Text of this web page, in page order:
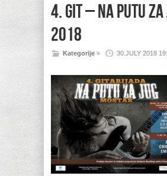
4. git – Na putu
2018
30.JULY 2018
Kategorije »